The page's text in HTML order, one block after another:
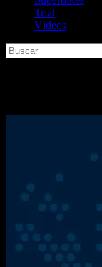
Trial
Vídeos